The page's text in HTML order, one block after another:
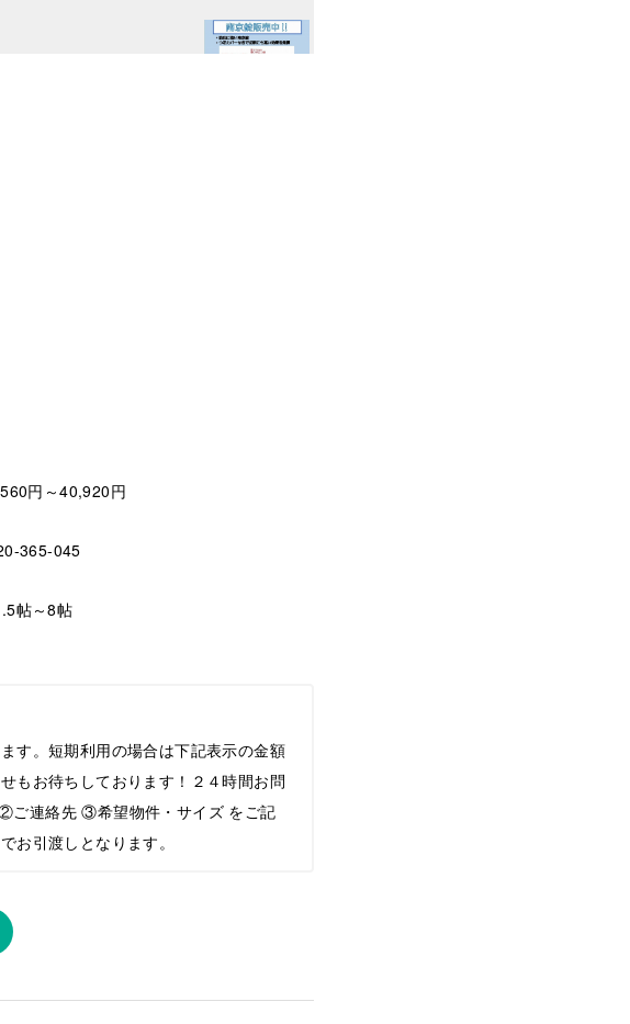
円～40,920円
365-045
帖～8帖
。短期利用の場合は下記表示の金額
もお待ちしております！２４時間お問
連絡先 ③希望物件・サイズ をご記
引渡しとなります。